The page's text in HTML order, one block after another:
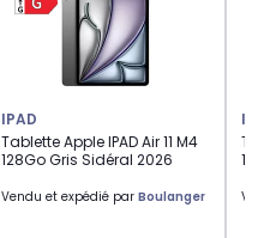
IPAD
Tablette Apple IPAD Air 11 M4
128Go Gris Sidéral 2026
Vendu et expédié par Boulanger